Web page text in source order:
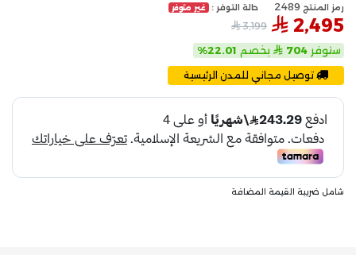
رمز المنتج 2489 حالة التوفر : غير متوفر
2,495
3,199
ستوفر704 بخصم 22.01%
توصيل مجاني للمدن الرئيسية
شامل ضريبة القيمة المضافة